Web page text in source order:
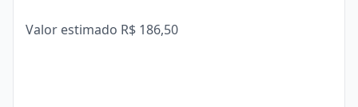
Valor estimado R$ 186,50